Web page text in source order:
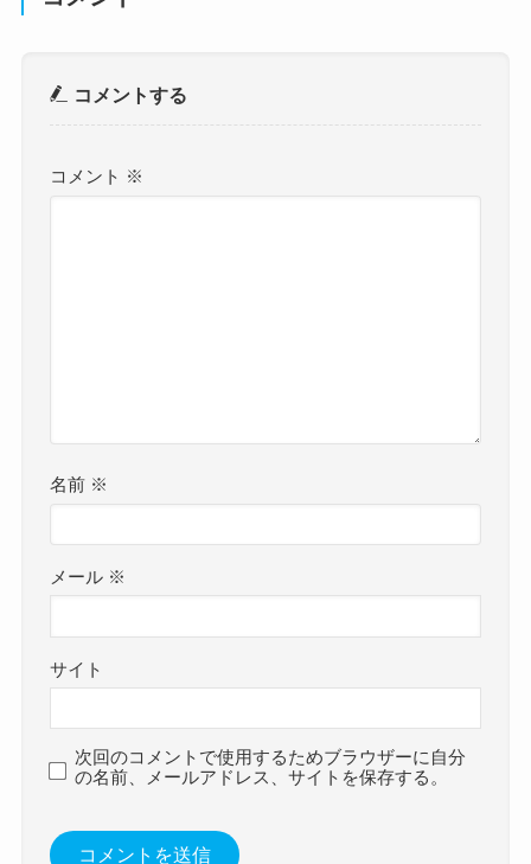
コメントする
コメント ※
名前 ※
メール ※
サイト
次回のコメントで使用するためブラウザーに自分
の名前、メールアドレス、サイトを保存する。